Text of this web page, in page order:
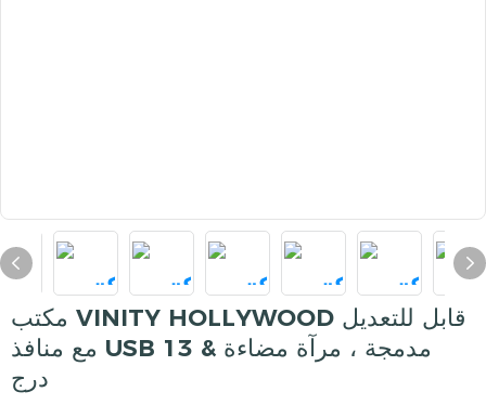
مكتب VINITY HOLLYWOOD قابل للتعديل
مع منافذ USB مدمجة ، مرآة مضاءة & 13
درج